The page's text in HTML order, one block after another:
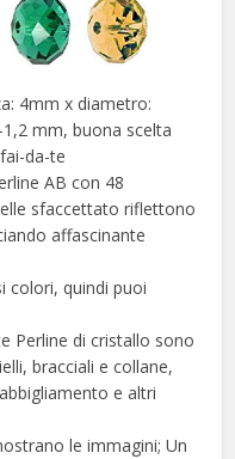
4mm x diametro:
mm, buona scelta
da-te
AB con 48
sfaccettato riflettono
affascinante
colori, quindi puoi
Perline di cristallo sono
bracciali e collane,
e altri
le immagini; Un